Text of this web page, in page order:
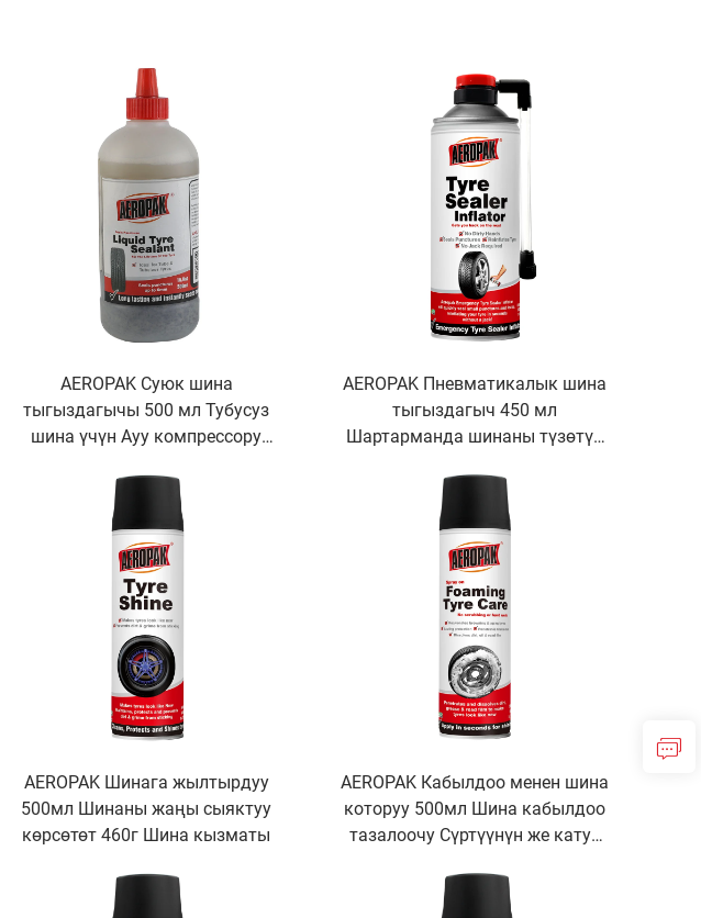
AEROPAK Суюк шина
тыгыздагычы 500 мл Тубусуз
шина үчүн Ауу компрессору
AEROPAK Пневматикалык шина
тыгыздагыч 450 мл
Шартарманда шинаны түзөтүү
AEROPAK Шинага жылтырдуу
500мл Шинаны жаңы сыяктуу
көрсөтөт 460г Шина кызматы
AEROPAK Кабылдоо менен шина
которуу 500мл Шина кабылдоо
тазалоочу Сүртүүнүн же катуу